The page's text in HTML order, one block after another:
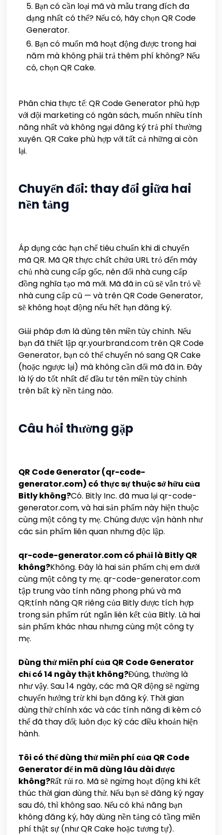
Bạn có cần loại mã và mẫu trang đích đa
dạng nhất có thể? Nếu có, hãy chọn QR Code
Generator.
Bạn có muốn mã hoạt động được trong hai
năm mà không phải trả thêm phí không? Nếu
có, chọn QR Cake.
Phân chia thực tế: QR Code Generator phù hợp
với đội marketing có ngân sách, muốn nhiều tính
năng nhất và không ngại đăng ký trả phí thường
xuyên. QR Cake phù hợp với tất cả những ai còn
lại.
Chuyển đổi: thay đổi giữa hai
nền tảng
Áp dụng các hạn chế tiêu chuẩn khi di chuyển
mã QR. Mã QR thực chất chứa URL trỏ đến máy
chủ nhà cung cấp gốc, nên đổi nhà cung cấp
đồng nghĩa tạo mã mới. Mã đã in cũ sẽ vẫn trỏ về
nhà cung cấp cũ — và trên QR Code Generator,
sẽ không hoạt động nếu hết hạn đăng ký.
Giải pháp đơn là dùng tên miền tùy chỉnh. Nếu
bạn đã thiết lập qr.yourbrand.com trên QR Code
Generator, bạn có thể chuyển nó sang QR Cake
(hoặc ngược lại) mà không cần đổi mã đã in. Đây
là lý do tốt nhất để đầu tư tên miền tùy chỉnh
trên bất kỳ nền tảng nào.
Câu hỏi thường gặp
QR Code Generator (qr-code-
generator.com) có thực sự thuộc sở hữu của
Bitly không?Có. Bitly Inc. đã mua lại qr-code-
generator.com, và hai sản phẩm này hiện thuộc
cùng một công ty mẹ. Chúng được vận hành như
các sản phẩm liên quan nhưng độc lập.
qr-code-generator.com có phải là Bitly QR
không?Không. Đây là hai sản phẩm chị em dưới
cùng một công ty mẹ. qr-code-generator.com
tập trung vào tính năng phong phú và mã
QR;tính năng QR riêng của Bitly được tích hợp
trong sản phẩm rút ngắn liên kết của Bitly. Là hai
sản phẩm khác nhau nhưng cùng một công ty
mẹ.
Dùng thử miễn phí của QR Code Generator
chỉ có 14 ngày thật không?Đúng, thường là
như vậy. Sau 14 ngày, các mã QR động sẽ ngừng
chuyển hướng trừ khi bạn đăng ký. Thời gian
dùng thử chính xác và các tính năng đi kèm có
thể đã thay đổi; luôn đọc kỹ các điều khoản hiện
hành.
Tôi có thể dùng thử miễn phí của QR Code
Generator để in mã dùng lâu dài được
không?Rất rủi ro. Mã sẽ ngừng hoạt động khi kết
thúc thời gian dùng thử. Nếu bạn sẽ đăng ký ngay
sau đó, thì không sao. Nếu có khả năng bạn
không đăng ký, hãy dùng nền tảng có tầng miễn
phí thật sự (như QR Cake hoặc tương tự).